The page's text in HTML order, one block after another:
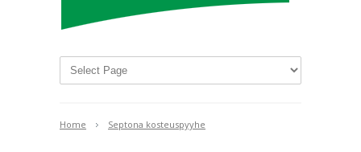
Home Septona kosteuspyyhe